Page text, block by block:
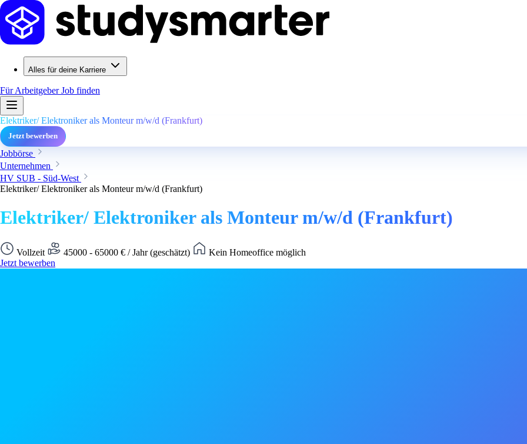
Alles für deine Karriere
Für ArbeitgeberJob finden
Elektriker/ Elektroniker als Monteur m/w/d (Frankfurt)
Jetzt bewerben
Jobbörse
Unternehmen
HV SUB - Süd-West
Elektriker/ Elektroniker als Monteur m/w/d (Frankfurt)
Elektriker/ Elektroniker als Monteur m/w/d (Frankfurt)
Vollzeit 45000 - 65000 € / Jahr (geschätzt)
Kein Homeoffice möglich
Jetzt bewerben